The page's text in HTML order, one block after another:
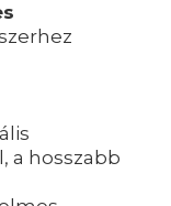
a hosszabb